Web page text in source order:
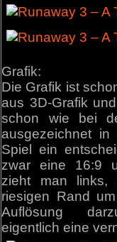
Grafik:
Die Grafik ist
aus 3D-Grafik
schon wie bei
ausgezeichnet
Spiel ein
zwar eine 16:9
zieht man links,
riesigen Rand
Auflösung
eigentlich eine